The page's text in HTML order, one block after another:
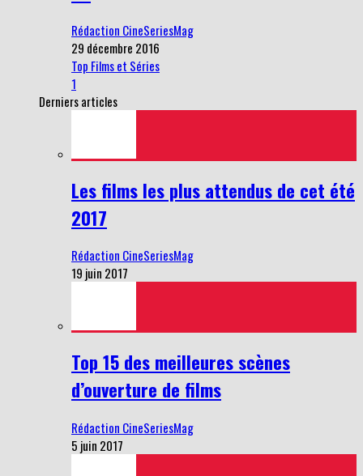
Rédaction CineSeriesMag
29 décembre 2016
Top Films et Séries
1
Derniers articles
Les films les plus attendus de cet été
2017
Rédaction CineSeriesMag
19 juin 2017
Top 15 des meilleures scènes
d’ouverture de films
Rédaction CineSeriesMag
5 juin 2017